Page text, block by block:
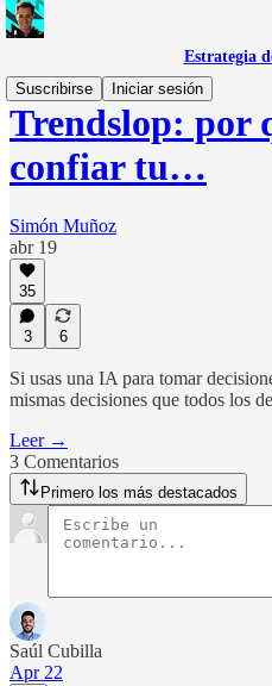
Estrategia
Suscribirse
Iniciar sesión
Trendslop: por
confiar tu…
Simón Muñoz
abr 19
35
3 6
Si usas una IA para tomar
mismas decisiones que todos los
Leer →
3 Comentarios
Primero los más destacados
Saúl Cubilla
Apr 22